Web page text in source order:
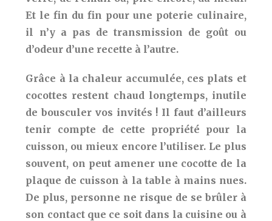
Et le fin du fin pour une poterie culinaire,
il n’y a pas de transmission de goût ou
d’odeur d’une recette à l’autre.
Grâce à la chaleur accumulée, ces plats et
cocottes restent chaud longtemps, inutile
de bousculer vos invités ! Il faut d’ailleurs
tenir compte de cette propriété pour la
cuisson, ou mieux encore l’utiliser. Le plus
souvent, on peut amener une cocotte de la
plaque de cuisson à la table à mains nues.
De plus, personne ne risque de se brûler à
son contact que ce soit dans la cuisine ou à